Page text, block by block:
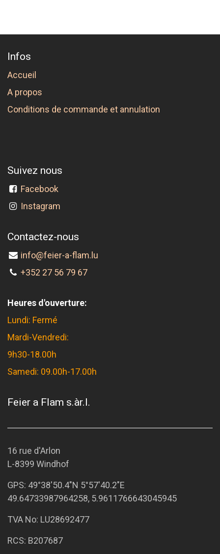
Infos
Accueil
A propos
Conditions de commande et annulation
Suivez nous
Facebook
Instagram
Contactez-nous
info@feier-a-flam.lu
+352 27 56 79 67
Heures d'ouverture:
Lundi: Fermé
Mardi-Vendredi:
9h30-18.00h
Samedi: 09.00h-17.00h
Feier a Flam s.àr.l.
16 rue d'Arlon
L-8399 Windhof
GPS: 49°38'50.4"N 5°57'40.2"E
49.64733987964258, 5.9611766643045945
TVA No: LU28692477
RCS: B207687